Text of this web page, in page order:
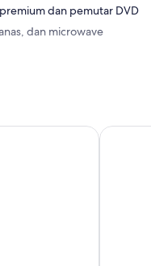
dan pemutar DVD
dan microwave
Seasons Hotel Sofitel